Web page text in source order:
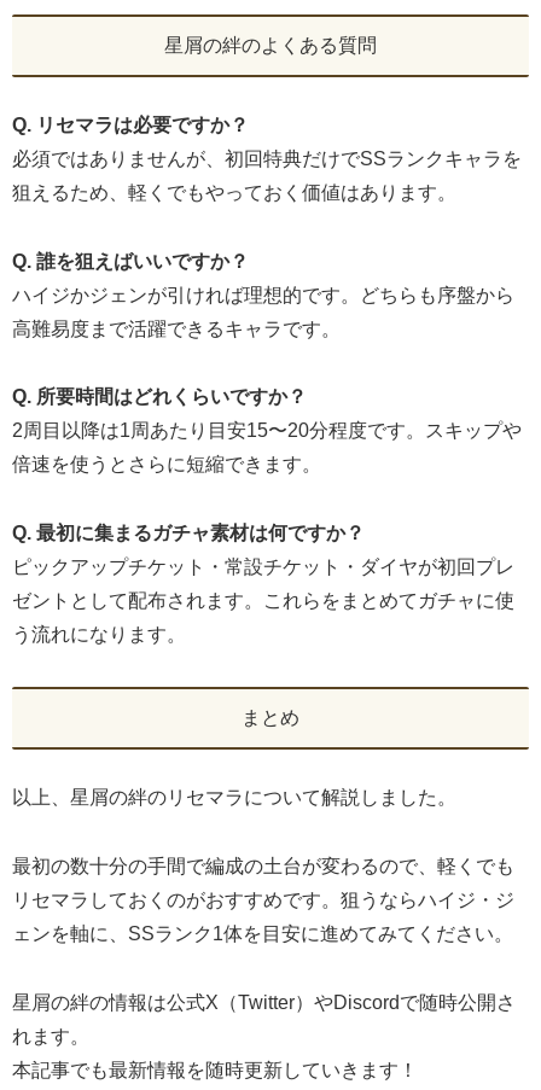
星屑の絆のよくある質問
Q. リセマラは必要ですか？
必須ではありませんが、初回特典だけでSSランクキャラを
狙えるため、軽くでもやっておく価値はあります。
Q. 誰を狙えばいいですか？
ハイジかジェンが引ければ理想的です。どちらも序盤から
高難易度まで活躍できるキャラです。
Q. 所要時間はどれくらいですか？
2周目以降は1周あたり目安15〜20分程度です。スキップや
倍速を使うとさらに短縮できます。
Q. 最初に集まるガチャ素材は何ですか？
ピックアップチケット・常設チケット・ダイヤが初回プレ
ゼントとして配布されます。これらをまとめてガチャに使
う流れになります。
まとめ
以上、星屑の絆のリセマラについて解説しました。
最初の数十分の手間で編成の土台が変わるので、軽くでも
リセマラしておくのがおすすめです。狙うならハイジ・ジ
ェンを軸に、SSランク1体を目安に進めてみてください。
星屑の絆の情報は公式X（Twitter）やDiscordで随時公開さ
れます。
本記事でも最新情報を随時更新していきます！